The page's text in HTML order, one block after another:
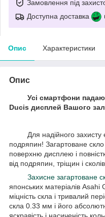
Замовлення під
Доступна доставка
Опис Характеристики
Опис
Усі смартфони
Ducis дисплей Вашого
Для надійного захисту
подряпин! Загартоване
поверхню дисплею і
від подряпин, тріщин і сколів.
Захисне загартоване
японських матеріалів Asahi
міцність скла і тривалий
скла 0.33 мм і його
яскравість і насиченість